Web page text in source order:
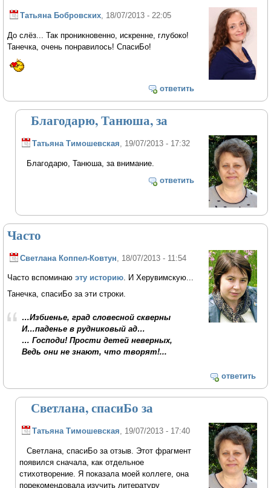
Татьяна Бобровских, 18/07/2013 - 22:05
До слёз... Так проникновенно, искренне, глубоко!
Танечка, очень понравилось! СпасиБо!
ответить
Благодарю, Танюша, за
Татьяна Тимошевская , 19/07/2013 - 17:32
Благодарю, Танюша, за внимание.
ответить
Часто
Светлана Коппел-Ковтун , 18/07/2013 - 11:54
Часто вспоминаюэту историю. И Херувимскую...
Танечка, спасиБо за эти строки.
…Избиенье, град словесной скверны
И…паденье в рудниковый ад…
… Господи! Прости детей неверных,
Ведь они не знают, что творят!...
ответить
Светлана, спасиБо за
Татьяна Тимошевская, 19/07/2013 - 17:40
Светлана, спасиБо за отзыв. Этот фрагмент
появился сначала, как отдельное
стихотворение. Я показала моей коллеге, она
порекомендовала изучить литературу